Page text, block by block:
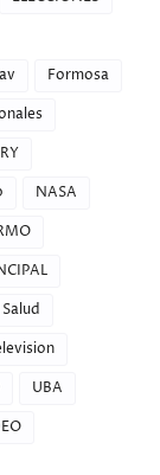
Formosa
NASA
Salud
UBA